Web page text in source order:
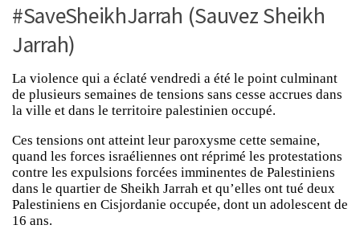
#SaveSheikhJarrah (Sauvez Sheikh
Jarrah)
La violence qui a éclaté vendredi a été le point culminant
de plusieurs semaines de tensions sans cesse accrues dans
la ville et dans le territoire palestinien occupé.
Ces tensions ont atteint leur paroxysme cette semaine,
quand les forces israéliennes ont réprimé les protestations
contre les expulsions forcées imminentes de Palestiniens
dans le quartier de Sheikh Jarrah et qu’elles ont tué deux
Palestiniens en Cisjordanie occupée, dont un adolescent de
16 ans.